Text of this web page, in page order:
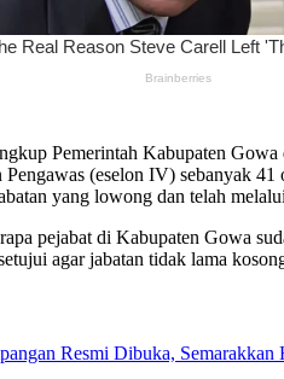
Pemerintah Kabupaten Gowa
(eselon IV) sebanyak
yang lowong dan telah
pejabat di Kabupaten Gowa
agar jabatan tidak lama